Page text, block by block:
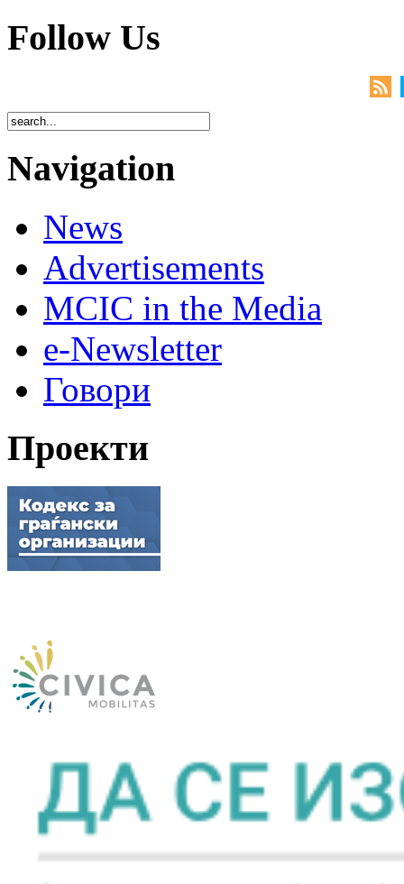
Follow Us
Navigation
News
Advertisements
MCIC in the Media
e-Newsletter
Говори
Проекти